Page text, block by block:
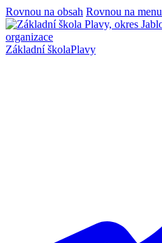
Rovnou na obsah Rovnou na menu
Základní školaPlavy